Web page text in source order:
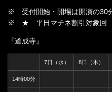
※ 受付開始・開場は開演の30
※ ★…平日マチネ割引対象回
『道成寺』
7日（水） 8日（木）
14時00分